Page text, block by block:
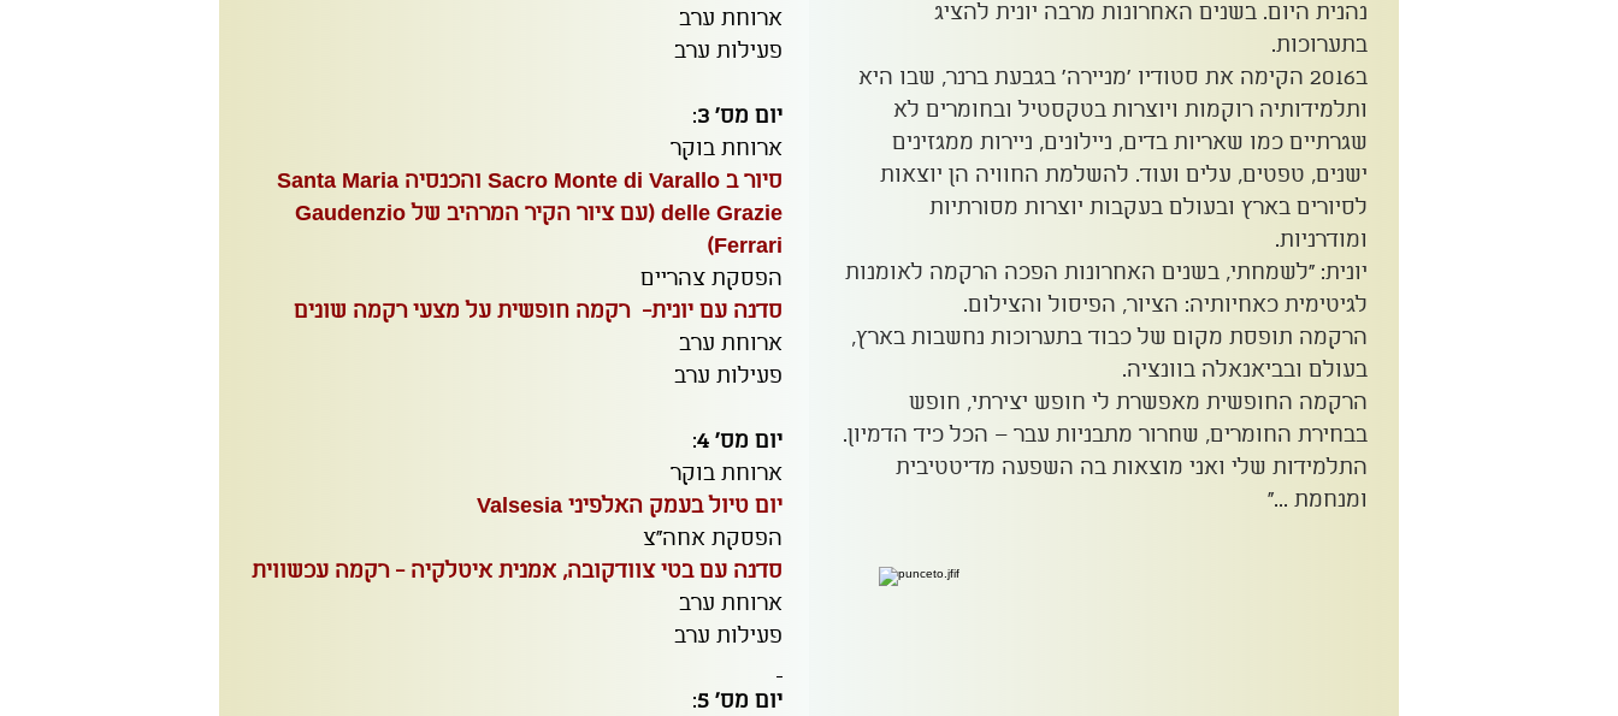
ארוחת ערב
פעילות ערב
יום מס' 3
:
ארוחת בוקר
סיור ב Sacro Monte di Varallo והכנסיה Santa Maria
delle Grazie (עם ציור הקיר המרהיב של Gaudenzio
Ferrari)
הפסקת צהריים
סדנה עם יונית- רקמה חופשית על מצעי רקמה שונים
ארוחת ערב
פעילות ערב
יום מס' 4
:
ארוחת בוקר
יום טיול בעמק האלפיני Valsesia
הפסקת אחה"צ
סדנה עם בטי צוודקובה, אמנית איטלקיה - רקמה עכשווית
ארוחת ערב
פעילות ערב
יום מס' 5
:
נהנית היום. בשנים האחרונות מרבה יונית להציג
בתערוכות.
ב2016 הקימה את סטודיו 'מניירה' בגבעת ברנר, שבו היא
ותלמידותיה רוקמות ויוצרות בטקסטיל ובחומרים לא
שגרתיים כמו שאריות בדים, ניילונים, ניירות ממגזינים
ישנים, טפטים, עלים ועוד. להשלמת החוויה הן יוצאות
לסיורים בארץ ובעולם בעקבות יוצרות מסורתיות
ומודרניות.
יונית: "לשמחתי, בשנים האחרונות הפכה הרקמה לאומנות
לגיטימית כאחיותיה: הציור, הפיסול והצילום.
הרקמה תופסת מקום של כבוד בתערוכות נחשבות בארץ,
בעולם ובביאנאלה בוונציה.
הרקמה החופשית מאפשרת לי חופש יצירתי, חופש
בבחירת החומרים, שחרור מתבניות עבר – הכל כיד הדמיון.
התלמידות שלי ואני מוצאות בה השפעה מדיטטיבית
ומנחמת ..."